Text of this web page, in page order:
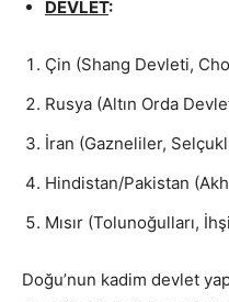
DEVLET:
Çin (Shang Devleti,
Rusya (Altın Orda
İran (Gazneliler,
Hindistan/Pakistan
Mısır (Tolunoğulları,
Doğu’nun kadim devlet